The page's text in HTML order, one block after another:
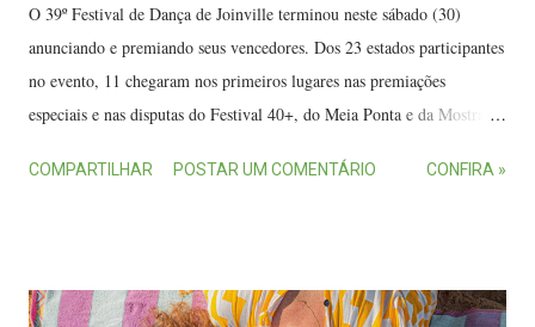
O 39º Festival de Dança de Joinville terminou neste sábado (30)
anunciando e premiando seus vencedores. Dos 23 estados participantes
no evento, 11 chegaram nos primeiros lugares nas premiações
especiais e nas disputas do Festival 40+, do Meia Ponta e da Mostra
graças ao desempenho do grupo Balé da Ilha , que conquistou dois
coreografia "Abraços Suspensos". Apresentação do Balé da Ilha.
COMPARTILHAR POSTAR UM COMENTÁRIO CONFIRA »